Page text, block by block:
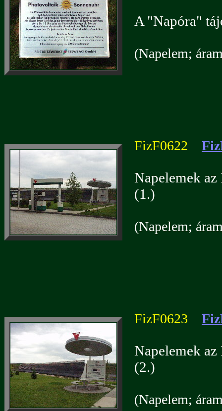
A "Napóra"
(Napelem;
FizF0622
Napelemek
(1.)
(Napelem;
FizF0623
Napelemek
(2.)
(Napelem;